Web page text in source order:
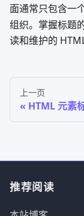
面通常只包含一
组织。掌握标题
读和维护的
上一页
HTML 元素
推荐阅读